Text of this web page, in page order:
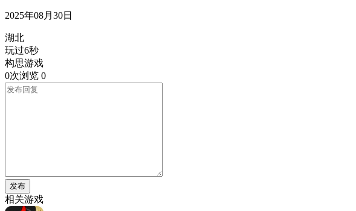
2025年08月30日
湖北
玩过6秒
构思游戏
0次浏览 0
发布
相关游戏